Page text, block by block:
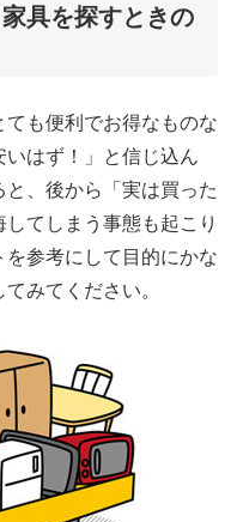
具を探すときの
も便利でお得なものな
はず！」と信じ込ん
、後から「実は買った
てしまう事態も起こり
参考にして目的にかな
みてください。